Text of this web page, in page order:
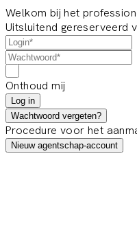
Welkom bij het
Uitsluitend gereserveerd
Onthoud mij
Log in
Wachtwoord vergeten?
Procedure voor het
Nieuw agentschap-account